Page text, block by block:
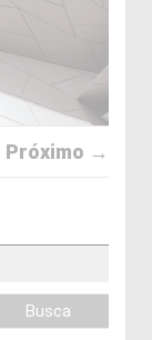
Próximo →